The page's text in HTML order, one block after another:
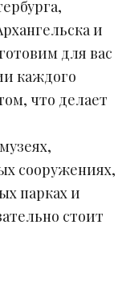
и
для вас
каждого
что делает
сооружениях,
парках и
стоит